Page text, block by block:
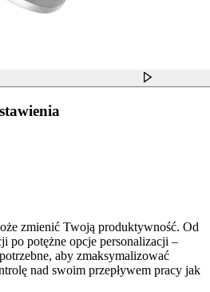
zmienić Twoją produktywność. Od
po potężne opcje personalizacji –
aby zmaksymalizować
nad swoim przepływem pracy jak